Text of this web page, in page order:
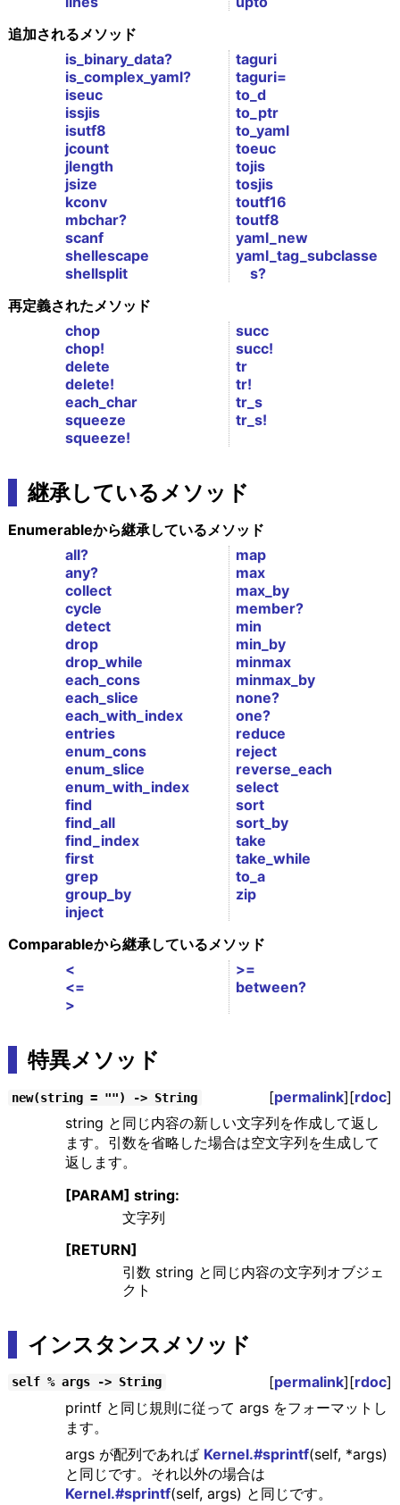
追加されるメソッド
is_binary_data?
is_complex_yaml?
iseuc
issjis
isutf8
jcount
jlength
jsize
kconv
mbchar?
scanf
shellescape
shellsplit
taguri
taguri=
to_d
to_ptr
to_yaml
toeuc
tojis
tosjis
toutf16
toutf8
yaml_new
yaml_tag_subclasse
s?
再定義されたメソッド
chop
chop!
delete
delete!
each_char
squeeze
squeeze!
succ
succ!
tr
tr!
tr_s
tr_s!
継承しているメソッド
Enumerableから継承しているメソッド
all?
any?
collect
cycle
detect
drop
drop_while
each_cons
each_slice
each_with_index
entries
enum_cons
enum_slice
enum_with_index
find
find_all
find_index
first
grep
group_by
inject
map
max
max_by
member?
min
min_by
minmax
minmax_by
none?
one?
reduce
reject
reverse_each
select
sort
sort_by
take
take_while
to_a
zip
Comparableから継承しているメソッド
<
<=
>
>=
between?
特異メソッド
new(string = "") -> String [permalink][rdoc]
string と同じ内容の新しい文字列を作成して返し
ます。引数を省略した場合は空文字列を生成して
返します。
[PARAM] string:
文字列
[RETURN]
引数 string と同じ内容の文字列オブジェ
クト
インスタンスメソッド
self % args -> String [permalink][rdoc]
printf と同じ規則に従って args をフォーマットし
ます。
args が配列であれば Kernel.#sprintf(self, *args)
と同じです。それ以外の場合は
Kernel.#sprintf(self, args) と同じです。